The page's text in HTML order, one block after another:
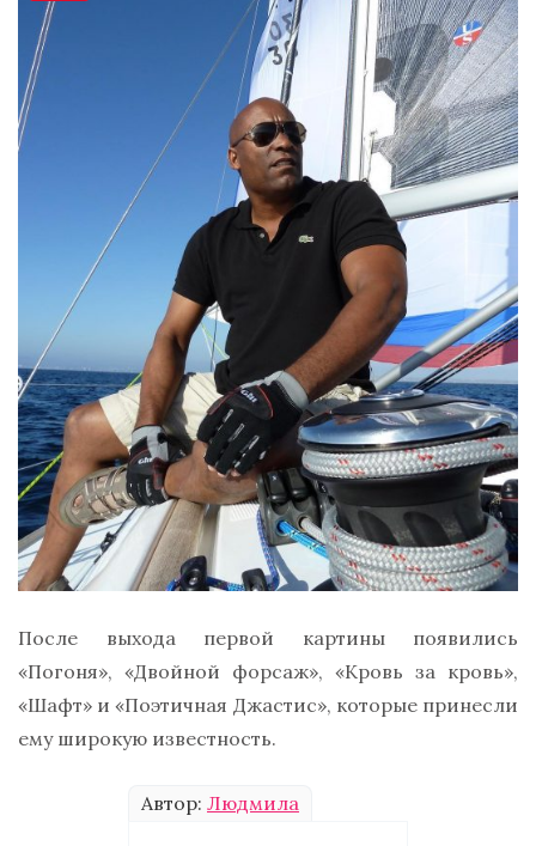
После выхода первой картины появились
«Погоня», «Двойной форсаж», «Кровь за кровь»,
«Шафт» и «Поэтичная Джастис», которые принесли
ему широкую известность.
Автор: Людмила